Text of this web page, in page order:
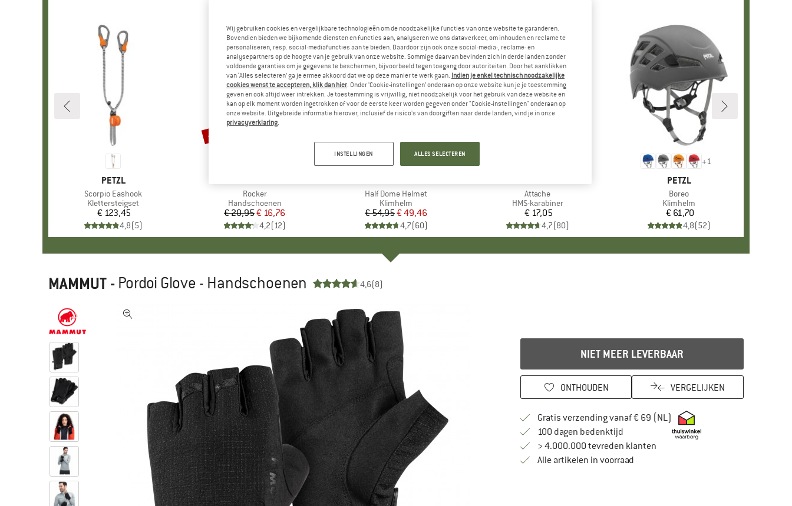
MERK
PETZL
Artikel
Scorpio Eashook
Productgroep
Klettersteigset
Prijs
€ 123,45
4,8(5)
Artikel
Rocker
Productgroep
Handschoenen
Prijs
€ 20,95Verlaagde prijs
€ 16,76
4,2(12)
Korting
-20%
Artikel
Half Dome Helmet
Productgroep
Klimhelm
Prijs
€ 54,95Verlaagde prijs
€ 49,46
4,7(60)
Artikel
Attache
Productgroep
HMS-karabiner
Prijs
€ 17,05
4,7(80)
+1
MERK
PETZL
Artikel
Boreo
Productgroep
Klimhelm
Prijs
€ 61,70
4,8(52)
MAMMUT - Pordoi Glove - Handschoenen 4,6(8)
NIET MEER LEVERBAAR
ONTHOUDEN VERGELIJKEN
Gratis verzending vanaf € 69 (NL) Vind hier de
100 dagen bedenktijdVind de betalingsinformatie hier! Opent in
> 4.000.000 tevreden klanten
Alle artikelen in voorraad
Wij gebruiken cookies en vergelijkbare technologieën om de noodzakelijke functies van onze website te garanderen.
Bovendien bieden we bijkomende diensten en functies aan, analyseren we ons dataverkeer, om inhouden en reclame te
personaliseren, resp. social-mediafuncties aan te bieden. Daardoor zijn ook onze social-media-, reclame- en
analysepartners op de hoogte van je gebruik van onze website. Sommige daarvan bevinden zich in derde landen zonder
voldoende garanties om je gegevens te beschermen, bijvoorbeeld tegen toegang door autoriteiten. Door het aanklikken
van ‘Alles selecteren’ ga je ermee akkoord dat we op deze manier te werk gaan. Indien je enkel technisch noodzakelijke
cookies wenst te accepteren, klik dan hier. Onder ‘Cookie-instellingen’ onderaan op onze website kun je je toestemming
geven en ook altijd weer intrekken. Je toestemming is vrijwillig, niet noodzakelijk voor het gebruik van deze website en
kan op elk moment worden ingetrokken of voor de eerste keer worden gegeven onder "Cookie-instellingen" onderaan op
onze website. Uitgebreide informatie hierover, inclusief de risico's van doorgiften naar derde landen, vind je in onze
privacyverklaring.
INSTELLINGEN ALLES SELECTEREN